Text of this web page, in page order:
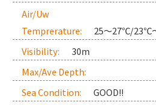
Air/Uw
Temprerature:
25～27℃/23℃
Visibility:
30m
Max/Ave Depth:
Sea Condition:
GOOD!!